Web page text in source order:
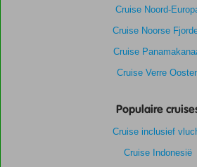
Cruise Noord-
Cruise Noorse
Cruise
Cruise Verre
Populaire
Cruise inclusief
Cruise Indonesië